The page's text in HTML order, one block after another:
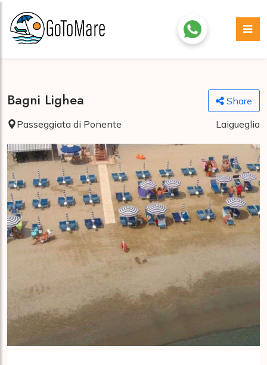
Bagni Lighea
Share
Passeggiata di Ponente
Laigueglia